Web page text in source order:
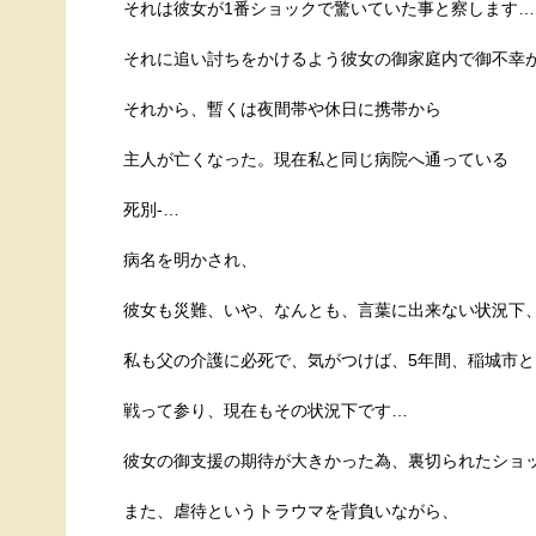
それは彼女が1番ショックで驚いていた事と察します…
それに追い討ちをかけるよう彼女の御家庭内で御不幸
それから、暫くは夜間帯や休日に携帯から
主人が亡くなった。現在私と同じ病院へ通っている
死別-…
病名を明かされ、
彼女も災難、いや、なんとも、言葉に出来ない状況下、
私も父の介護に必死で、気がつけば、5年間、稲城市と
戦って参り、現在もその状況下です…
彼女の御支援の期待が大きかった為、裏切られたショ
また、虐待というトラウマを背負いながら、